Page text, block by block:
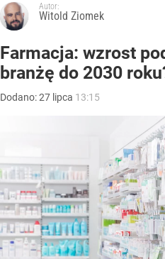
Autor:
Witold Ziomek
Farmacja: wzrost
branżę do 2030
Dodano:27 lipca 13:15